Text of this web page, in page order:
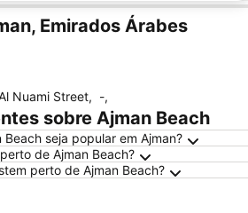
Emirados Árabes
Nuami Street, -,
sobre Ajman Beach
seja popular em Ajman?
de Ajman Beach?
perto de Ajman Beach?